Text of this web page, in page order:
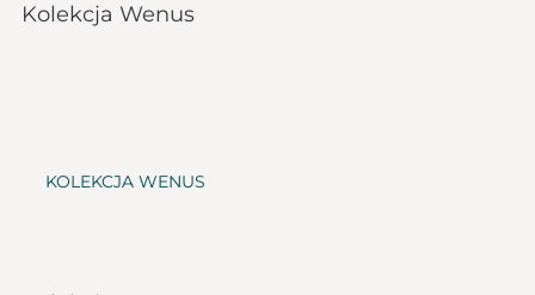
Kolekcja Wenus
KOLEKCJA WENUS